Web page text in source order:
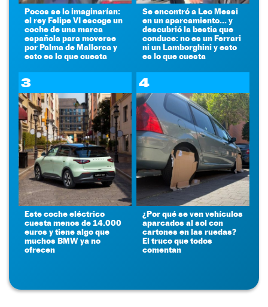
Pocos se lo imaginarían:
el rey Felipe VI escoge un
coche de una marca
española para moverse
por Palma de Mallorca y
esto es lo que cuesta
Se encontró a Leo Messi
en un aparcamiento... y
descubrió la bestia que
conduce: no es un Ferrari
ni un Lamborghini y esto
es lo que cuesta
3
Este coche eléctrico
cuesta menos de 14.000
euros y tiene algo que
muchos BMW ya no
ofrecen
4
¿Por qué se ven vehículos
aparcados al sol con
cartones en las ruedas?
El truco que todos
comentan